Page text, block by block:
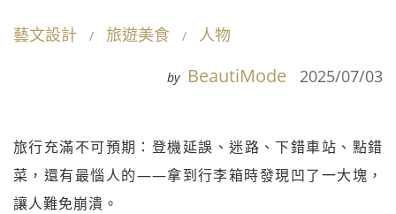
藝文設計 旅遊美食 人物
by BeautiMode 2025/07/03
旅行充滿不可預期：登機延誤、迷路、下錯車站、點錯
菜，還有最惱人的——拿到行李箱時發現凹了一大塊，
讓人難免崩潰。